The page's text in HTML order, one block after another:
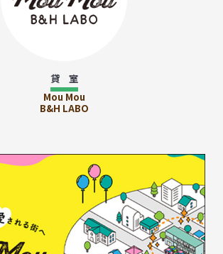
貸 室
Mou Mou
B&H LABO